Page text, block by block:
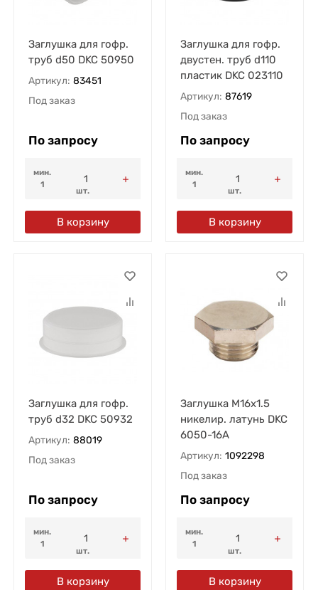
Заглушка для гофр.
труб d50 DKC 50950
Артикул: 83451
Под заказ
По запросу
мин.
1
шт.
В корзину
Заглушка для гофр.
двустен. труб d110
пластик DKC 023110
Артикул: 87619
Под заказ
По запросу
мин.
1
шт.
В корзину
Заглушка для гофр.
труб d32 DKC 50932
Артикул: 88019
Под заказ
По запросу
мин.
1
шт.
В корзину
Заглушка M16х1.5
никелир. латунь DKC
6050-16A
Артикул: 1092298
Под заказ
По запросу
мин.
1
шт.
В корзину